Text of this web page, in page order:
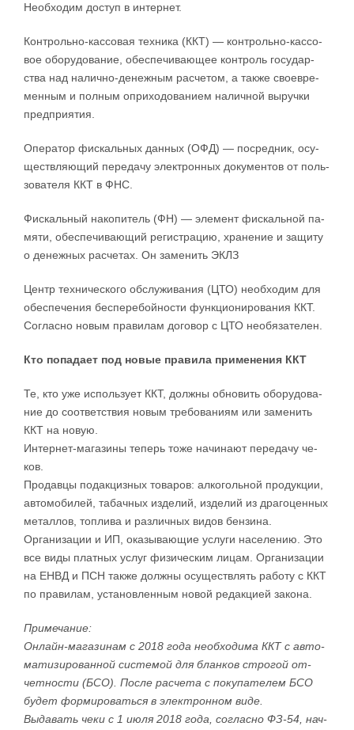
Не­об­хо­дим до­ступ в ин­тер­нет.
Кон­троль­но-­кас­со­вая тех­ни­ка (ККТ) — кон­троль­но-­кас­со­
вое обо­ру­до­ва­ние, обес­пе­чи­ва­ю­щее кон­троль го­су­дар­
ства над на­ли­ч­но-­де­не­ж­ным рас­че­том, а та­к­же сво­е­вре­
мен­ным и пол­ным опри­хо­до­ва­ни­ем на­ли­ч­ной вы­руч­ки
пред­при­я­тия.
О­пе­ра­тор фис­каль­ных дан­ных (ОФД) — по­сред­ник, осу­
ще­ств­ля­ю­щий пе­ре­да­чу элек­трон­ных до­ку­мен­тов от поль­
зо­ва­те­ля ККТ в ФНС.
Фис­каль­ный на­ко­пи­тель (ФН) — эле­мент фис­каль­ной па­
мя­ти, обес­пе­чи­ва­ю­щий ре­ги­стра­цию, хра­не­ние и за­щи­ту
о де­не­ж­ных рас­че­тах. Он за­ме­нить ЭКЛЗ
Центр тех­ни­че­ско­го об­слу­жи­ва­ния (ЦТО) не­об­хо­дим для
обес­пе­че­ния бес­пе­ре­бой­но­сти фун­к­ци­о­ни­ро­ва­ния ККТ.
Со­глас­но но­вым пра­ви­лам до­го­вор с ЦТО не­о­бя­за­те­лен.
Кто по­па­да­ет под но­вые пра­ви­ла при­ме­не­ния ККТ
Те, кто уже ис­поль­зу­ет ККТ, дол­ж­ны об­но­вить обо­ру­до­ва­
ние до со­о­т­вет­ствия но­вым тре­бо­ва­ни­ям или за­ме­нить
ККТ на но­вую.
Ин­тер­нет-­ма­га­зи­ны те­перь то­же на­чи­на­ют пе­ре­да­чу че­
ков.
Про­дав­цы по­да­к­ци­з­ных то­ва­ров: ал­ко­голь­ной про­дук­ции,
ав­то­мо­би­лей, та­ба­ч­ных из­де­лий, из­де­лий из дра­го­цен­ных
ме­тал­лов, то­п­ли­ва и раз­ли­ч­ных ви­дов бен­зи­на.
Ор­га­ни­за­ции и ИП, ока­зы­ва­ю­щие услу­ги на­се­ле­нию. Это
все ви­ды плат­ных услуг фи­зи­че­ским ли­цам. Ор­га­ни­за­ции
на ЕНВД и ПСН та­к­же дол­ж­ны осу­ще­ств­лять ра­бо­ту с ККТ
по пра­ви­лам, уста­но­в­лен­ным но­вой ре­да­к­ци­ей за­ко­на.
При­ме­ча­ние:
Он­лайн-­ма­га­зи­нам с 2018 го­да не­об­хо­ди­ма ККТ с ав­то­
ма­ти­зи­ро­ван­ной си­сте­мой для блан­ков стро­гой от­
чет­но­сти (БСО). По­с­ле рас­че­та с по­ку­па­те­лем БСО
бу­дет фор­ми­ро­вать­ся в элек­трон­ном ви­де.
Вы­да­вать че­ки с 1 июля 2018 го­да, со­глас­но ФЗ-54, на­ч­